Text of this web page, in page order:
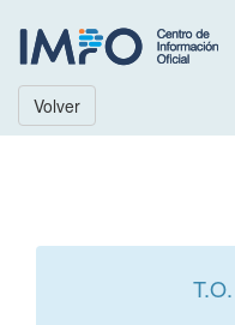
Volver